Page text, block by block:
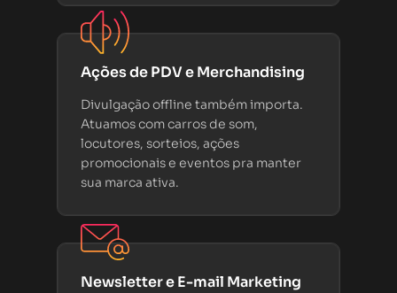
Ações de PDV e Merchandising
Divulgação offline também importa.
Atuamos com carros de som,
locutores, sorteios, ações
promocionais e eventos pra manter
sua marca ativa.
Newsletter e E-mail Marketing